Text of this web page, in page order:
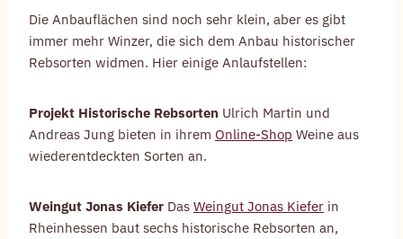
Die Anbauflächen sind noch sehr klein, aber es gibt
immer mehr Winzer, die sich dem Anbau historischer
Rebsorten widmen. Hier einige Anlaufstellen:
Projekt Historische Rebsorten Ulrich Martin und
Andreas Jung bieten in ihrem Online-Shop Weine aus
wiederentdeckten Sorten an.
Weingut Jonas Kiefer Das Weingut Jonas Kiefer in
Rheinhessen baut sechs historische Rebsorten an,